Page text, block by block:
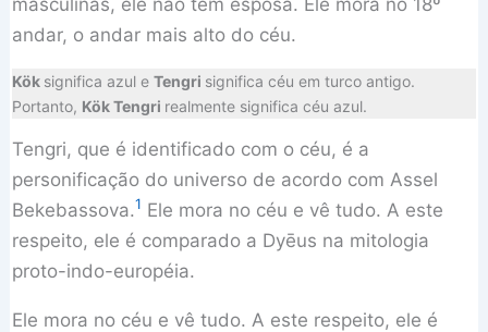
andar, o andar mais alto do céu.
Kök significa azul eTengri significa céu em turco antigo.
Portanto, Kök Tengri realmente significa céu azul.
Tengri, que é identificado com o céu, é a
personificação do universo de acordo com Assel
Bekebassova.1 Ele mora no céu e vê tudo. A este
respeito, ele é comparado a Dyēus na mitologia
proto-indo-européia.
Ele mora no céu e vê tudo. A este respeito, ele é